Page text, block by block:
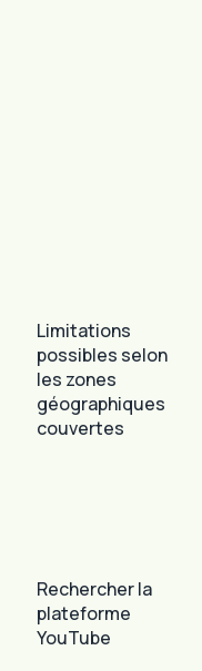
Limitations
possibles selon
les zones
géographiques
couvertes
Rechercher la
plateforme
YouTube